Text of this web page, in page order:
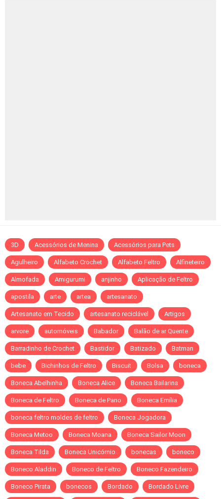
3D Acessórios de Menina Acessórios para Pets
Agulheiro Alfabeto Crochet Alfabeto Feltro Alfineteiro
Almofada Amigurumi anjinho Aplicação de Feltro
apostila arte artea artesanato
Artesanato em Tecido artesanato reciclável Artigos
arvore automóveis Babador Balão de ar Quente
Barradinho de Crochet Bastidor Batizado Batman
bebe Bichinhos de Feltro Biscuit Bolsa boneca
Boneca Abelhinha Boneca Alice Boneca Bailarina
Boneca de Feltro Boneca de Pano Boneca Emília
boneca feltro moldes de feltro Boneca Jogadora
Boneca Metoo Boneca Moana Boneca Sailor Moon
Boneca Tilda Boneca Unicórnio bonecas boneco
Boneco Aladdin Boneco de Feltro Boneco Fazendeiro
Boneco Pirata bonecos Bordado Bordado Livre